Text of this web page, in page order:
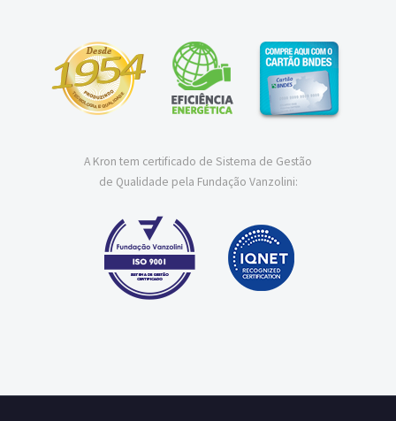
A Kron tem certificado de Sistema de Gestão
de Qualidade pela Fundação Vanzolini: